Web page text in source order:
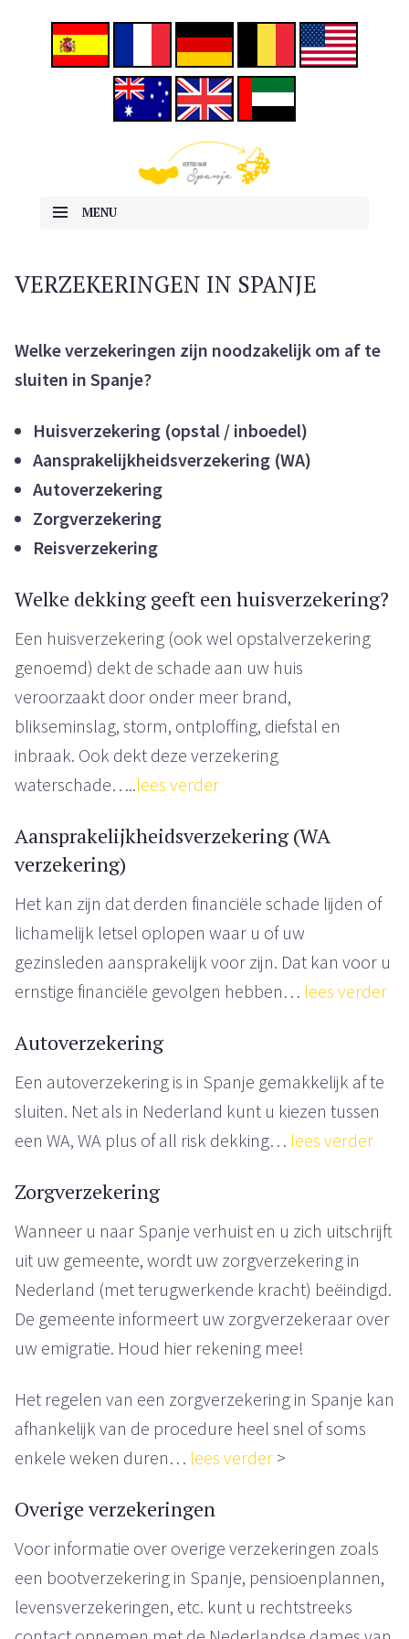
Vertrek naar Spanje
MENU
VERZEKERINGEN IN SPANJE
Welke verzekeringen zijn noodzakelijk om af te
sluiten in Spanje?
Huisverzekering (opstal / inboedel)
Aansprakelijkheidsverzekering (WA)
Autoverzekering
Zorgverzekering
Reisverzekering
Welke dekking geeft een huisverzekering?
Een huisverzekering (ook wel opstalverzekering
genoemd) dekt de schade aan uw huis
veroorzaakt door onder meer brand,
blikseminslag, storm, ontploffing, diefstal en
inbraak. Ook dekt deze verzekering
waterschade…..lees verder
Aansprakelijkheidsverzekering (WA
verzekering)
Het kan zijn dat derden financiële schade lijden of
lichamelijk letsel oplopen waar u of uw
gezinsleden aansprakelijk voor zijn. Dat kan voor u
ernstige financiële gevolgen hebben… lees verder
Autoverzekering
Een autoverzekering is in Spanje gemakkelijk af te
sluiten. Net als in Nederland kunt u kiezen tussen
een WA, WA plus of all risk dekking… lees verder
Zorgverzekering
Wanneer u naar Spanje verhuist en u zich uitschrijft
uit uw gemeente, wordt uw zorgverzekering in
Nederland (met terugwerkende kracht) beëindigd.
De gemeente informeert uw zorgverzekeraar over
uw emigratie. Houd hier rekening mee!
Het regelen van een zorgverzekering in Spanje kan
afhankelijk van de procedure heel snel of soms
enkele weken duren… lees verder>
Overige verzekeringen
Voor informatie over overige verzekeringen zoals
een bootverzekering in Spanje, pensioenplannen,
levensverzekeringen, etc. kunt u rechtstreeks